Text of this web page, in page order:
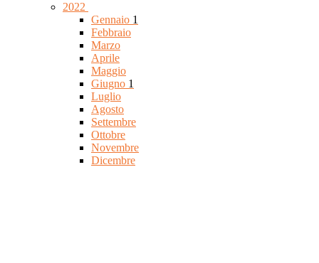
2022
Gennaio 1
Febbraio
Marzo
Aprile
Maggio
Giugno 1
Luglio
Agosto
Settembre
Ottobre
Novembre
Dicembre